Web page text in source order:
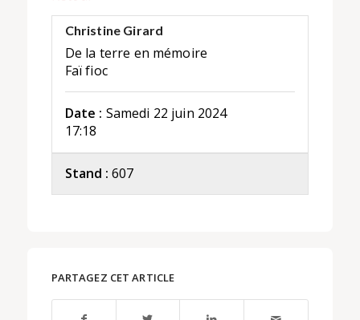
Christine Girard
De la terre en mémoire
Faï fioc
Date : Samedi 22 juin 2024
17:18
Stand : 607
PARTAGEZ CET ARTICLE